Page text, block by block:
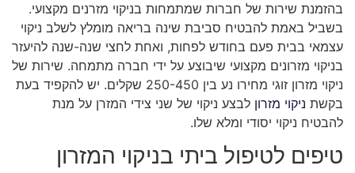
בהזמנת שירות של חברות שמתמחות בניקוי מזרנים מקצועי.
בשביל באמת להבטיח סביבת שינה בריאה מומלץ לשלב ניקוי
עצמאי בבית פעם בחודש לפחות, ואחת לחצי שנה-שנה להיעזר
בניקוי מזרונים מקצועי שיבוצע על ידי חברה מתמחה. שירות של
ניקוי מזרון זוגי מחירו נע בין 250-450 שקלים. יש להקפיד בעת
בקשת ניקוי מזרון לבצע ניקוי של שני צידי המזרן על מנת
להבטיח ניקוי יסודי ומלא שלו.
טיפים לטיפול ביתי בניקוי המזרון